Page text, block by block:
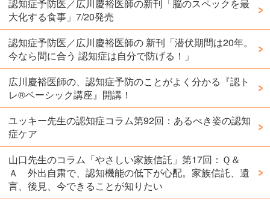
認知症予防医／広川慶裕医師の新刊「脳のスペックを最
大化する食事」7/20発売
認知症予防医／広川慶裕医師の 新刊「潜伏期間は20年。
今なら間に合う 認知症は自分で防げる！」
広川慶裕医師の、認知症予防のことがよく分かる『認ト
レ®️ベーシック講座』開講！
ユッキー先生の認知症コラム第92回：あるべき姿の認知
症ケア
山口先生のコラム「やさしい家族信託」第17回：Ｑ＆
Ａ 外出自粛で、認知機能の低下が心配。家族信託、遺
言、後見、今できることが知りたい